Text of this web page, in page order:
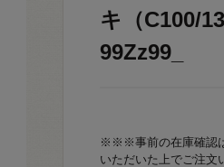
キ（C100/
99Zz99_
※※※事前の在庫確認
いただいた上でご注文